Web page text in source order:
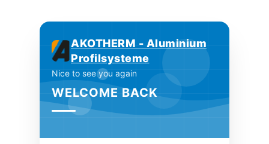
AKOTHERM - Aluminium
Profilsysteme
Nice to see you again
WELCOME BACK